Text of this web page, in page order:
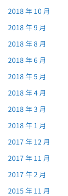
2018 年 10 月
2018 年 9 月
2018 年 8 月
2018 年 6 月
2018 年 5 月
2018 年 4 月
2018 年 3 月
2018 年 1 月
2017 年 12 月
2017 年 11 月
2017 年 2 月
2015 年 11 月